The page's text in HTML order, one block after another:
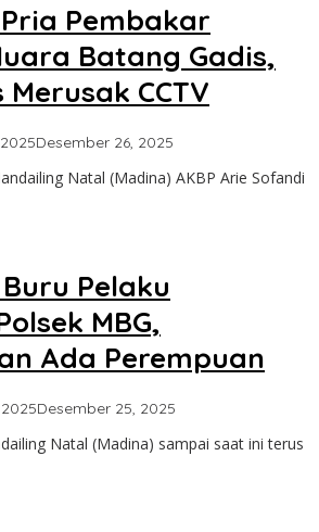
Pembakar
Batang Gadis,
CCTV
Desember 26, 2025
Natal (Madina) AKBP Arie Sofandi
Pelaku
MBG,
Ada Perempuan
Desember 25, 2025
Natal (Madina) sampai saat ini terus